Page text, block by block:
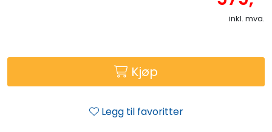
inkl. mva.
Kjøp
Legg til favoritter